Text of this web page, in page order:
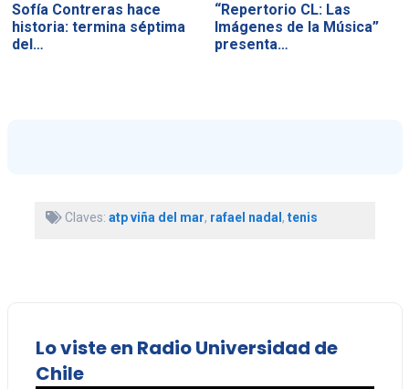
Sofía Contreras hace
historia: termina séptima
del…
“Repertorio CL: Las
Imágenes de la Música”
presenta…
Claves: atp viña del mar, rafael nadal, tenis
Lo viste en Radio Universidad de
Chile